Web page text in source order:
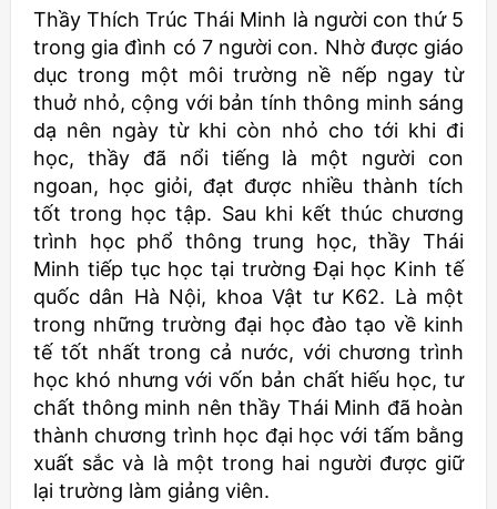
Thầy Thích Trúc Thái Minh là người con thứ 5
trong gia đình có 7 người con. Nhờ được giáo
dục trong một môi trường nề nếp ngay từ
thuở nhỏ, cộng với bản tính thông minh sáng
dạ nên ngày từ khi còn nhỏ cho tới khi đi
học, thầy đã nổi tiếng là một người con
ngoan, học giỏi, đạt được nhiều thành tích
tốt trong học tập. Sau khi kết thúc chương
trình học phổ thông trung học, thầy Thái
Minh tiếp tục học tại trường Đại học Kinh tế
quốc dân Hà Nội, khoa Vật tư K62. Là một
trong những trường đại học đào tạo về kinh
tế tốt nhất trong cả nước, với chương trình
học khó nhưng với vốn bản chất hiếu học, tư
chất thông minh nên thầy Thái Minh đã hoàn
thành chương trình học đại học với tấm bằng
xuất sắc và là một trong hai người được giữ
lại trường làm giảng viên.